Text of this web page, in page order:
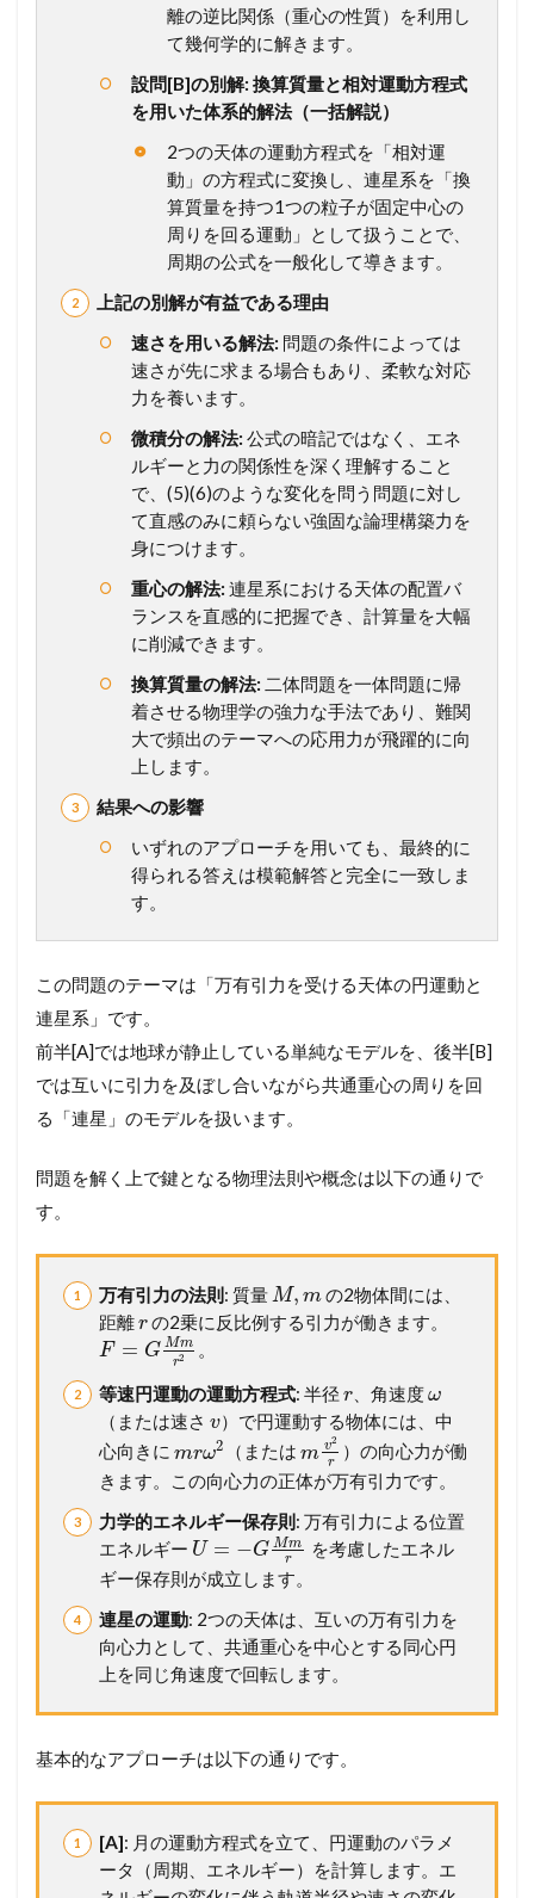
ド
【
こ
の
一
問
を
未
来
の
得
点
力
へ
完
全
ス
タ
ー
講
座
問
5
内
の
物
の
円
動
東
【
設
問
解
説
】
考
え
か
ら
計
プ
ロ
セ
ス
ま
徹
ガ
ド
離の逆比関係（重心の性質）を利用し
て幾何学的に解きます。
設問[B]の別解: 換算質量と相対運動方程式
を用いた体系的解法（一括解説）
2つの天体の運動方程式を「相対運
動」の方程式に変換し、連星系を「換
算質量を持つ1つの粒子が固定中心の
周りを回る運動」として扱うことで、
周期の公式を一般化して導きます。
上記の別解が有益である理由
速さを用いる解法: 問題の条件によっては
速さが先に求まる場合もあり、柔軟な対応
力を養います。
微積分の解法: 公式の暗記ではなく、エネ
ルギーと力の関係性を深く理解すること
で、(5)(6)のような変化を問う問題に対し
て直感のみに頼らない強固な論理構築力を
身につけます。
重心の解法: 連星系における天体の配置バ
ランスを直感的に把握でき、計算量を大幅
に削減できます。
換算質量の解法: 二体問題を一体問題に帰
着させる物理学の強力な手法であり、難関
大で頻出のテーマへの応用力が飛躍的に向
上します。
結果への影響
いずれのアプローチを用いても、最終的に
得られる答えは模範解答と完全に一致しま
す。
この問題のテーマは「万有引力を受ける天体の円運動と
連星系」です。
前半[A]では地球が静止している単純なモデルを、後半[B]
では互いに引力を及ぼし合いながら共通重心の周りを回
る「連星」のモデルを扱います。
問題を解く上で鍵となる物理法則や概念は以下の通りで
す。
万有引力の法則: 質量M, mの2物体間には、
距離rの2乗に反比例する引力が働きます。
F = G Mm
r2 。
等速円運動の運動方程式: 半径 r 、角速度ω
（または速さ v）で円運動する物体には、中
心向きに mrω2 （またはm v2
r
）の向心力が働
きます。この向心力の正体が万有引力です。
力学的エネルギー保存則: 万有引力による位置
エネルギー U = −G Mm
r
を考慮したエネル
ギー保存則が成立します。
連星の運動: 2つの天体は、互いの万有引力を
向心力として、共通重心を中心とする同心円
上を同じ角速度で回転します。
基本的なアプローチは以下の通りです。
[A]: 月の運動方程式を立て、円運動のパラメ
ータ（周期、エネルギー）を計算します。エ